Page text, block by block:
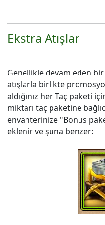
Ekstra Atışlar
Genellikle devam eden
atışlarla birlikte
aldığınız her Taç paketi
miktarı taç paketine
envanterinize "Bonus
eklenir ve şuna benzer: